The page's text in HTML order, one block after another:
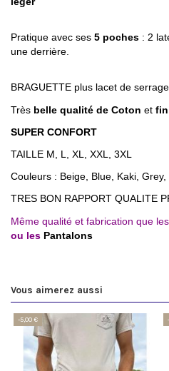
Pratique avec ses 5 poches : 2
une derrière.
BRAGUETTE plus lacet de
Très belle qualité de Coton et
SUPER CONFORT
TAILLE M, L, XL, XXL, 3XL
Couleurs : Beige, Blue, Kaki,
TRES BON RAPPORT QUALITE
Même qualité et fabrication que les
ou les Pantalons
Vous aimerez aussi
-5,00 €